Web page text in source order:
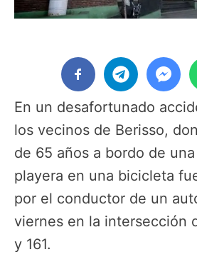
En un desafortunado
los vecinos de Berisso,
de 65 años a bordo de
playera en una bicicleta
por el conductor de un
viernes en la intersección
y 161.